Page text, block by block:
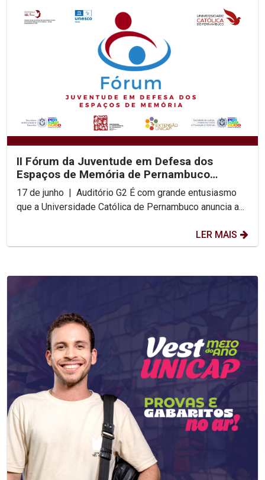
II Fórum da Juventude em Defesa dos
Espaços de Memória de Pernambuco
acontece na UNICAP
17 de junho | Auditório G2 É com grande entusiasmo
que a Universidade Católica de Pernambuco anuncia a...
LER MAIS